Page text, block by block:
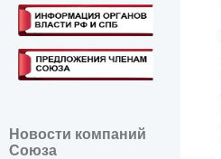
Новости компаний
Союза